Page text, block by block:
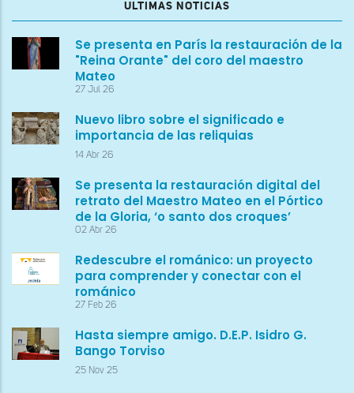
ULTIMAS NOTICIAS
Se presenta en París la restauración de la
"Reina Orante" del coro del maestro
Mateo
27 Jul 26
Nuevo libro sobre el significado e
importancia de las reliquias
14 Abr 26
Se presenta la restauración digital del
retrato del Maestro Mateo en el Pórtico
de la Gloria, ‘o santo dos croques’
02 Abr 26
Redescubre el románico: un proyecto
para comprender y conectar con el
románico
27 Feb 26
Hasta siempre amigo. D.E.P. Isidro G.
Bango Torviso
25 Nov 25